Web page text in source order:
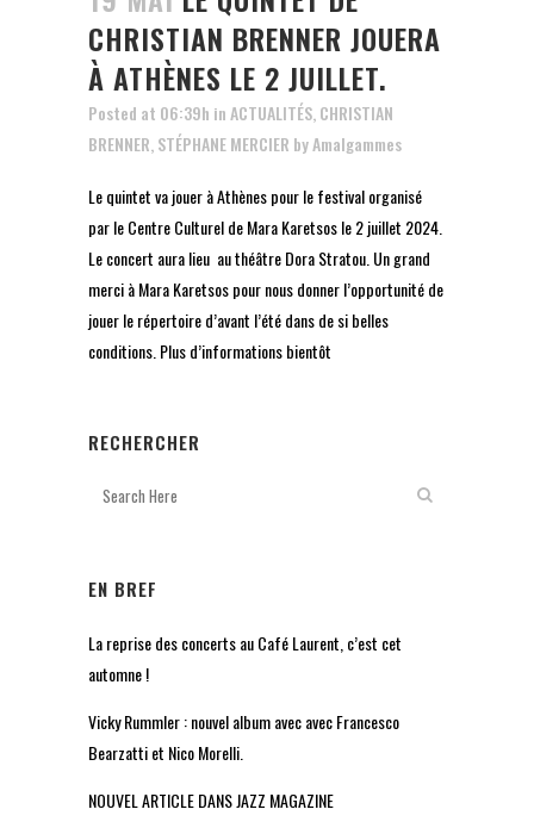
CHRISTIAN BRENNER JOUERA
À ATHÈNES LE 2 JUILLET.
Posted at 06:39h inACTUALITÉS,CHRISTIAN
BRENNER,STÉPHANE MERCIER byAmalgammes
Le quintet va jouer à Athènes pour le festival organisé
par le Centre Culturel de Mara Karetsos le 2 juillet 2024.
Le concert aura lieu au théâtre Dora Stratou. Un grand
merci à Mara Karetsos pour nous donner l’opportunité de
jouer le répertoire d’avant l’été dans de si belles
conditions. Plus d’informations bientôt
RECHERCHER
EN BREF
La reprise des concerts au Café Laurent, c’est cet
automne !
Vicky Rummler : nouvel album avec avec Francesco
Bearzatti et Nico Morelli.
NOUVEL ARTICLE DANS JAZZ MAGAZINE